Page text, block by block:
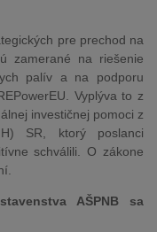
pre prechod na
zamerané na riešenie
palív a na podporu
Vyplýva to z
investičnej pomoci z
SR, ktorý poslanci
schválili. O zákone
AŠPNB sa